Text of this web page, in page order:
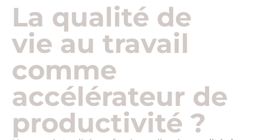
La qualité de
vie au travail
comme
accélérateur de
productivité ?